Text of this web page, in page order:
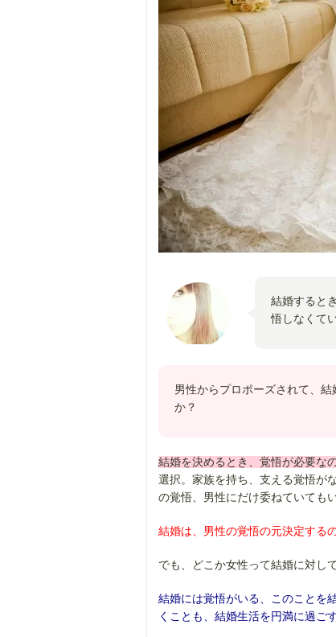
結婚すると
悟しなくて
男性からプロポーズされて、
か？
結婚を決めるとき、覚悟が必要
選択。家族を持ち、支える覚悟が
の覚悟、男性にだけ委ねていても
結婚は、男性の覚悟の元決定する
でも、どこか女性って結婚に対し
結婚には覚悟がいる、このことを
くことも、結婚生活を円満に過ご